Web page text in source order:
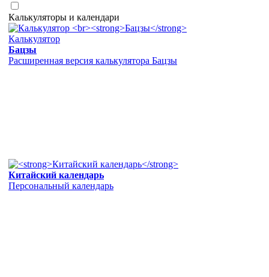
Калькуляторы и календари
Калькулятор
Бацзы
Расширенная версия калькулятора Бацзы
Китайский календарь
Персональный календарь